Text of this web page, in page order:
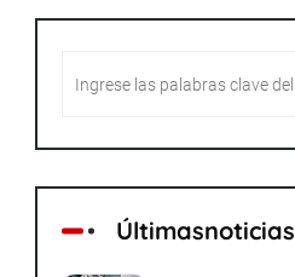
Últimasnoticias